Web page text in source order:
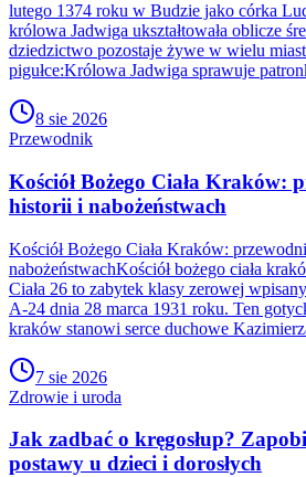
lutego 1374 roku w Budzie jako córka
królowa Jadwiga ukształtowała oblicze
dziedzictwo pozostaje żywe w wielu
pigułce:Królowa Jadwiga sprawuje
8 sie 2026
Przewodnik
Kościół Bożego Ciała Kraków:
historii i nabożeństwach
Kościół Bożego Ciała Kraków:
nabożeństwachKościół bożego ciała
Ciała 26 to zabytek klasy zerowej
A-24 dnia 28 marca 1931 roku. Ten
kraków stanowi serce duchowe
7 sie 2026
Zdrowie i uroda
Jak zadbać o kręgosłup?
postawy u dzieci i dorosłych